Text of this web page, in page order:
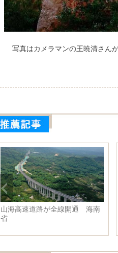
写真はカメラマンの王暁清さん
山海高速道路が全線開通 海南
省